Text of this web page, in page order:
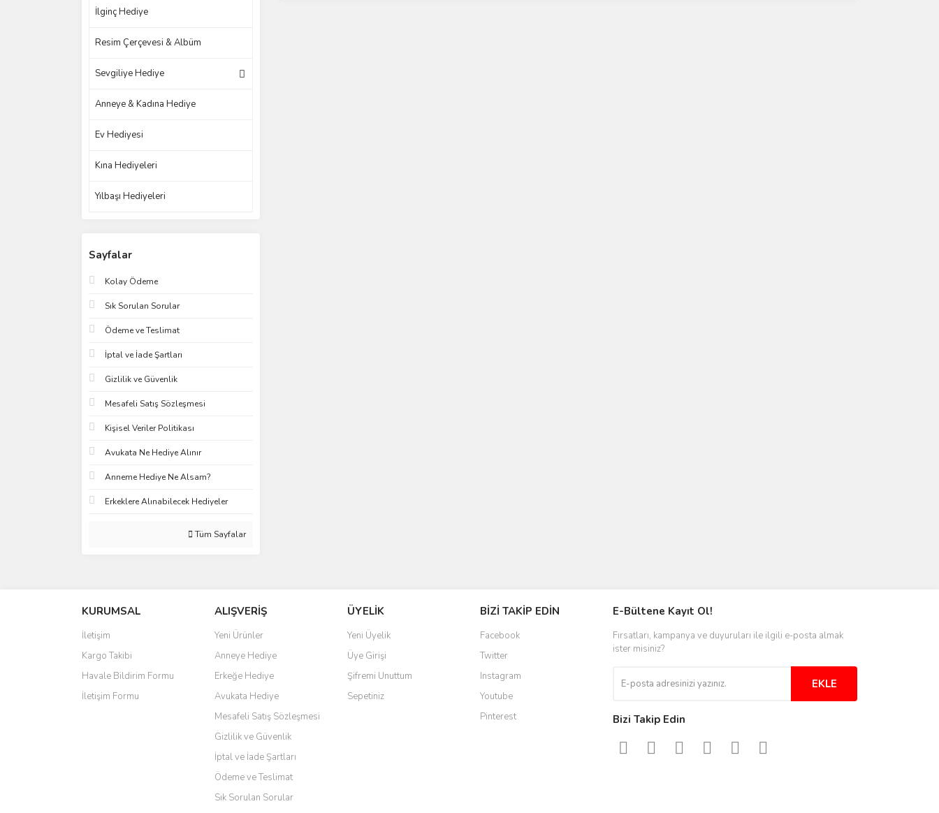
İlginç Hediye
Resim Çerçevesi & Albüm
Sevgiliye Hediye
Anneye & Kadına Hediye
Ev Hediyesi
Kına Hediyeleri
Yılbaşı Hediyeleri
Sayfalar
Kolay Ödeme
Sık Sorulan Sorular
Ödeme ve Teslimat
İptal ve İade Şartları
Gizlilik ve Güvenlik
Mesafeli Satış Sözleşmesi
Kişisel Veriler Politikası
Avukata Ne Hediye Alınır
Anneme Hediye Ne Alsam?
Erkeklere Alınabilecek Hediyeler
Tüm Sayfalar
KURUMSAL
İletişim
Kargo Takibi
Havale Bildirim Formu
İletişim Formu
ALIŞVERİŞ
Yeni Ürünler
Anneye Hediye
Erkeğe Hediye
Avukata Hediye
Mesafeli Satış Sözleşmesi
Gizlilik ve Güvenlik
İptal ve İade Şartları
Ödeme ve Teslimat
Sık Sorulan Sorular
ÜYELİK
Yeni Üyelik
Üye Girişi
Şifremi Unuttum
Sepetiniz
BİZİ TAKİP EDİN
Facebook
Twitter
Instagram
Youtube
Pinterest
E-Bültene Kayıt Ol!
Fırsatları, kampanya ve duyuruları ile ilgili e-posta almak
ister misiniz?
EKLE
Bizi Takip Edin